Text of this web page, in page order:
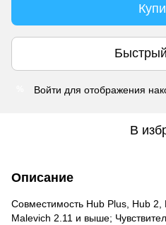
Войти для отображения
В
Описание
Совместимость Hub Plus, Hub 2,
Malevich 2.11 и выше;